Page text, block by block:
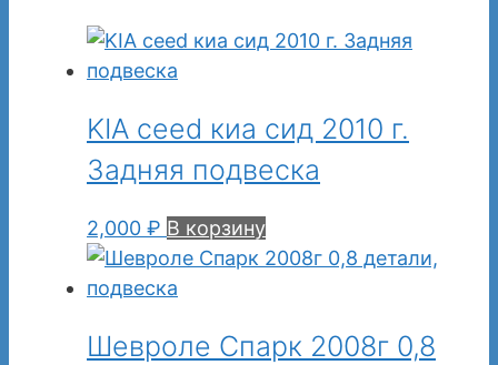
KIA ceed киа сид 2010 г.
Задняя подвеска
2,000 ₽ В корзину
Шевроле Спарк 2008г 0,8